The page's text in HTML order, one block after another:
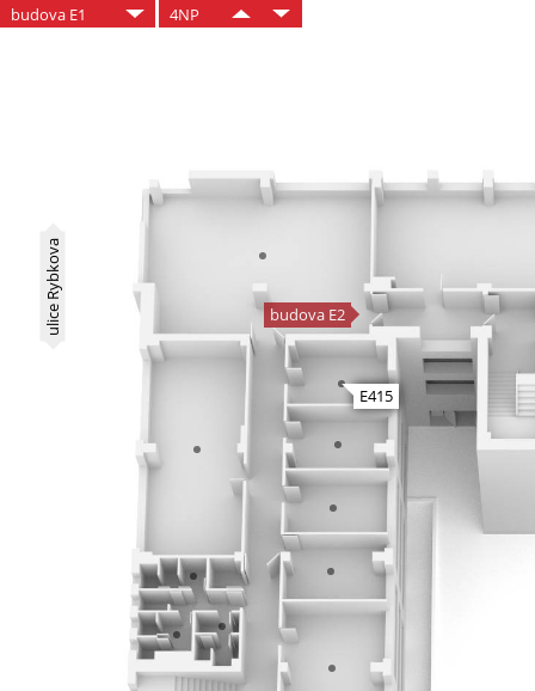
budova E1 4NP
budova E2
E415
ulice Rybkova